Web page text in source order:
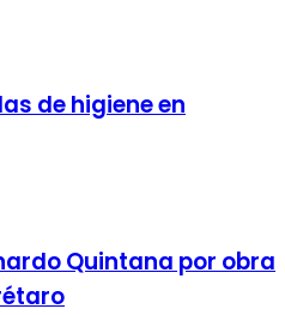
de higiene en
Quintana por obra